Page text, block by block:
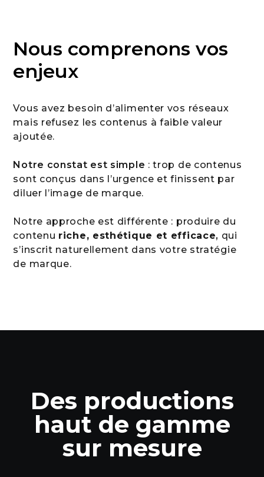
Nous comprenons vos
enjeux
Vous avez besoin d’alimenter vos réseaux
mais refusez les contenus à faible valeur
ajoutée.
Notre constat est simple : trop de contenus
sont conçus dans l’urgence et finissent par
diluer l’image de marque.
Notre approche est différente : produire du
contenu riche, esthétique et efficace, qui
s’inscrit naturellement dans votre stratégie
de marque.
Des productions
haut de gamme
sur mesure